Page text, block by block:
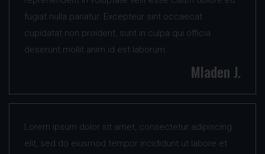
fugiat nulla pariatur. Excepteur sint occaecat
cupidatat non proident, sunt in culpa qui officia
deserunt mollit anim id est laborum.
Mladen J.
Lorem ipsum dolor sit amet, consectetur adipiscing
elit, sed do eiusmod tempor incididunt ut labore et